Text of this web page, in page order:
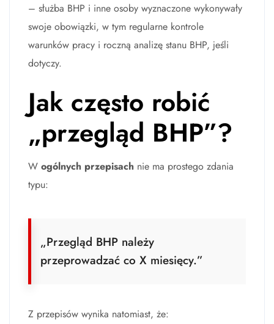
– służba BHP i inne osoby wyznaczone wykonywały
swoje obowiązki, w tym regularne kontrole
warunków pracy i roczną analizę stanu BHP, jeśli
dotyczy.
Jak często robić
„przegląd BHP”?
W ogólnych przepisach nie ma prostego zdania
typu:
„Przegląd BHP należy
przeprowadzać co X miesięcy.”
Z przepisów wynika natomiast, że: